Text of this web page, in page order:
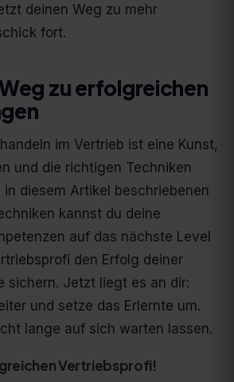
deinen Weg zu mehr
fort.
zu erfolgreichen
im Vertrieb ist eine Kunst,
und die richtigen Techniken
diesem Artikel beschriebenen
kannst du deine
auf das nächste Level
den Erfolg deiner
sichern. Jetzt liegt es an dir:
und setze das Erlernte um.
lange auf sich warten lassen.
Vertriebsprofi!